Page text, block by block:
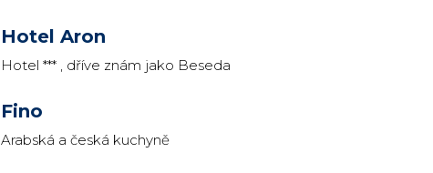
Hotel Aron
Hotel *** , dříve znám jako Beseda
Fino
Arabská a česká kuchyně